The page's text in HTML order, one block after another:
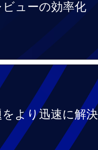
ビューの効率化
をより迅速に解決